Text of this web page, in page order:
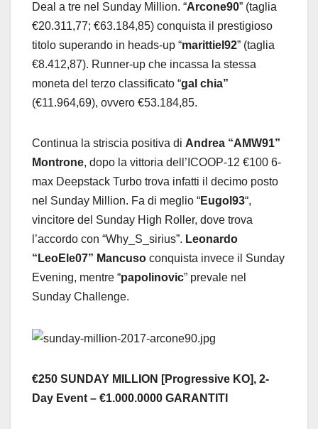
Deal a tre nel Sunday Million. “Arcone90” (taglia
€20.311,77; €63.184,85) conquista il prestigioso
titolo superando in heads-up “marittiel92” (taglia
€8.412,87). Runner-up che incassa la stessa
moneta del terzo classificato “gal chia”
(€11.964,69), ovvero €53.184,85.
Continua la striscia positiva di Andrea “AMW91”
Montrone, dopo la vittoria dell’ICOOP-12 €100 6-
max Deepstack Turbo trova infatti il decimo posto
nel Sunday Million. Fa di meglio “Eugol93“,
vincitore del Sunday High Roller, dove trova
l’accordo con “Why_S_sirius”. Leonardo
“LeoEle07” Mancuso conquista invece il Sunday
Evening, mentre “papolinovic” prevale nel
Sunday Challenge.
€250 SUNDAY MILLION [Progressive KO], 2-
Day Event – €1.000.0000 GARANTITI